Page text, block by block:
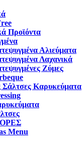
Προϊόντα
Αλιεύματα
Λαχανικά
Ζύμες
Σάλτσες Καρυκεύματα
Menu